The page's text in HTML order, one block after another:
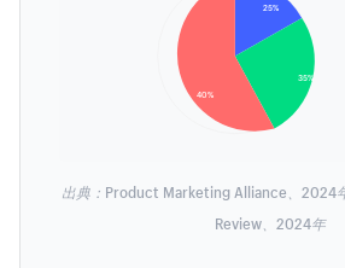
25%
35%
40%
出典：Product Marketing Alliance、2024
Review、2024年